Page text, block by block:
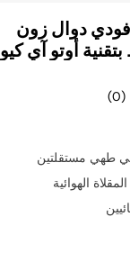
فودي دوال زون
بتقنية أوتو آي كيو
(0)
طهي مستقلتين